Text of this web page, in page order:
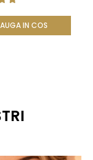
IN COS